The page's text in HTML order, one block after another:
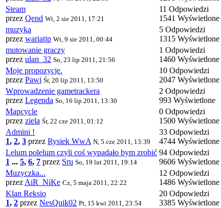
Steam
przez Qend Wt, 2 sie 2011, 17:21
11 Odpowiedzi
1541 Wyświetlone
muzyka
przez wariatjp Wt, 9 sie 2011, 00:44
5 Odpowiedzi
1315 Wyświetlone
mutowanie graczy
przez ulan_32 So, 23 lip 2011, 21:56
1 Odpowiedzi
1460 Wyświetlone
Moje propozycje.
przez Pawi Śr, 20 lip 2011, 13:50
10 Odpowiedzi
2047 Wyświetlone
Wprowadzenie gametrackera
przez Legenda So, 16 lip 2011, 13:30
2 Odpowiedzi
993 Wyświetlone
Mapcycle
przez ziela Śr, 22 cze 2011, 01:12
0 Odpowiedzi
1500 Wyświetlone
Admini !
1, 2, 3 przez Rysiek WwA N, 5 cze 2011, 13:39
33 Odpowiedzi
4744 Wyświetlone
Lelum polelum czyli coś wypadało bym zrobić
1 ... 5, 6, 7 przez Sru So, 19 lut 2011, 19:14
94 Odpowiedzi
9606 Wyświetlone
Muzyczka...
przez AiR_NiKe Cz, 5 maja 2011, 22:22
12 Odpowiedzi
1486 Wyświetlone
Klan Reksio
1, 2 przez NesQuik02 Pt, 15 kwi 2011, 23:54
20 Odpowiedzi
3385 Wyświetlone